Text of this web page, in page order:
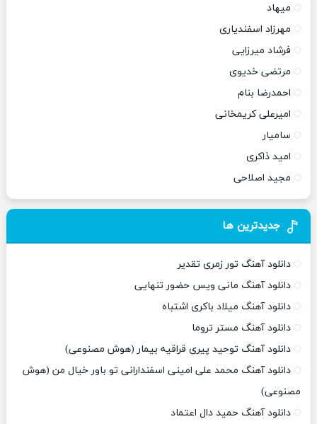
میهاد
مهرزاد اسفندیاری
فرشاد میرزایی
مرتضی خدیوی
احمدرضا بنام
امیرعلی کریمخانی
سامیار
امید ذاکری
مجید اصلاحی
جدیدترین ها
دانلود آهنگ تور زمری تقدیر
دانلود آهنگ مانی ویس حضور تنهایی
دانلود آهنگ میلاد باکری اشتباه
دانلود آهنگ مستر تروما
دانلود آهنگ توحید پیری قراقیه بیمار (هوش مصنوعی)
دانلود آهنگ محمد علی امینی اسفندارانی تو باور خیال من (هوش
مصنوعی)
دانلود آهنگ حمید دال اعتماد